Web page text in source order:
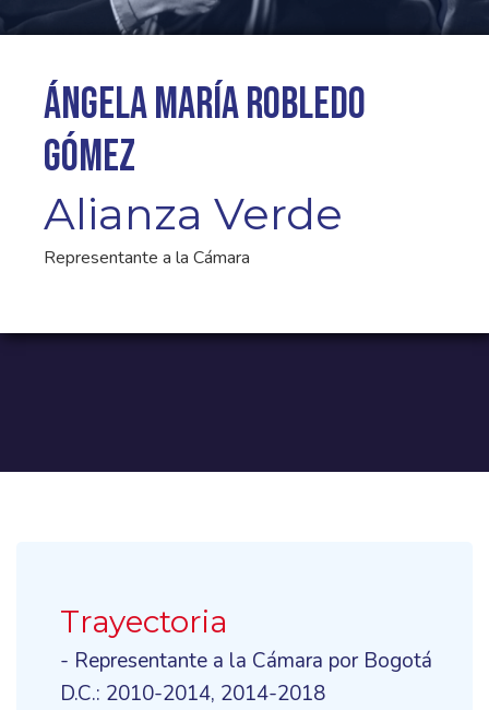
Ángela María Robledo
Gómez
Alianza Verde
Representante a la Cámara
Trayectoria
- Representante a la Cámara por Bogotá
D.C.: 2010-2014, 2014-2018